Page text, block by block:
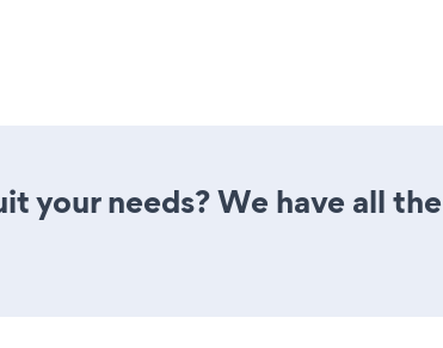
your needs? We have all